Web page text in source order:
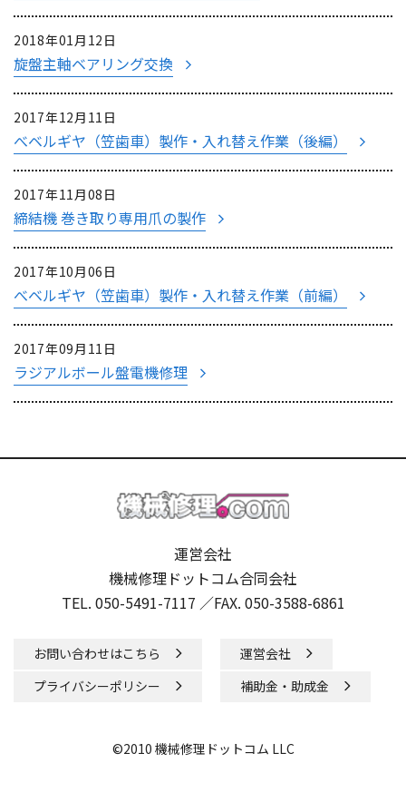
2018年01月12日
旋盤主軸ベアリング交換
2017年12月11日
べベルギヤ（笠歯車）製作・入れ替え作業（後編）
2017年11月08日
締結機 巻き取り専用爪の製作
2017年10月06日
べベルギヤ（笠歯車）製作・入れ替え作業（前編）
2017年09月11日
ラジアルボール盤電機修理
運営会社
機械修理ドットコム合同会社
TEL. 050-5491-7117 ／FAX. 050-3588-6861
お問い合わせはこちら
運営会社
プライバシーポリシー
補助金・助成金
©2010 機械修理ドットコム LLC